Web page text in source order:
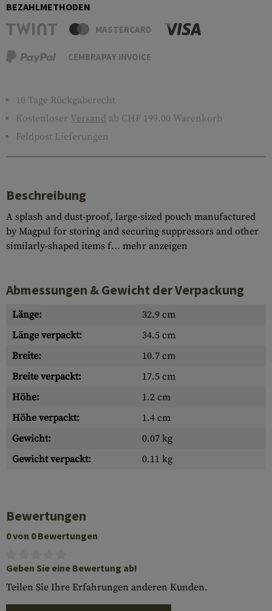
BEZAHLMETHODEN
MASTERCARD
CEMBRAPAY INVOICE
10 Tage Rückgaberecht
Kostenloser Versand ab CHF 199.00 Warenkorb
Feldpost Lieferungen
Beschreibung
A splash and dust-proof, large-sized pouch manufactured
by Magpul for storing and securing suppressors and other
similarly-shaped items f... mehr anzeigen
Abmessungen & Gewicht der Verpackung
Länge:
32.9 cm
Länge verpackt:
34.5 cm
Breite:
10.7 cm
Breite verpackt:
17.5 cm
Höhe:
1.2 cm
Höhe verpackt:
1.4 cm
Gewicht:
0.07 kg
Gewicht verpackt:
0.11 kg
Bewertungen
0 von 0 Bewertungen
Geben Sie eine Bewertung ab!
Teilen Sie Ihre Erfahrungen anderen Kunden.